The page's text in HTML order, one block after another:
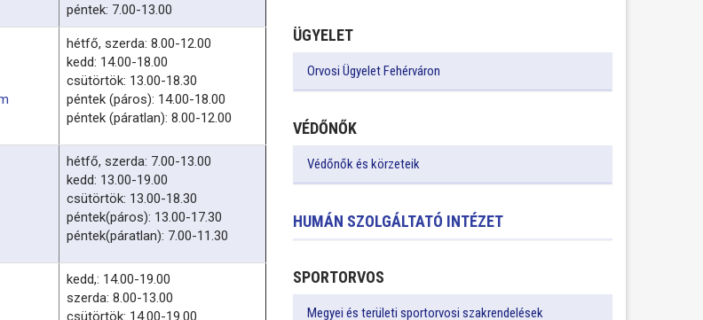
péntek: 7.00-13.00
hétfő, szerda: 8.00-12.00
kedd: 14.00-18.00
csütörtök: 13.00-18.30
péntek (páros): 14.00-18.00
péntek (páratlan): 8.00-12.00
hétfő, szerda: 7.00-13.00
kedd: 13.00-19.00
csütörtök: 13.00-18.30
péntek(páros): 13.00-17.30
péntek(páratlan): 7.00-11.30
kedd,: 14.00-19.00
szerda: 8.00-13.00
csütörtök: 14.00-19.00
ÜGYELET
Orvosi Ügyelet Fehérváron
VÉDŐNŐK
Védőnők és körzeteik
HUMÁN SZOLGÁLTATÓ INTÉZET
SPORTORVOS
Megyei és területi sportorvosi szakrendelések